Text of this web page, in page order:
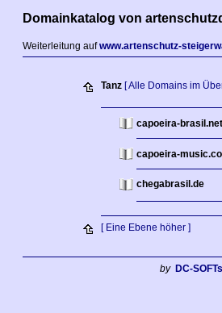
Domainkatalog von
Weiterleitung aufwww.artenschutz-
Tanz [ Alle Domains im
capoeira-brasil.net
capoeira-
chegabrasil.de
[ Eine Ebene höher ]
by DC-